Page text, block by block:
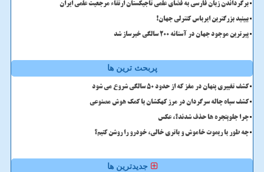
برگرداندن زبان فارسی به فضای علمی تاجیکستان ارتقاء مرجعیت علمی ایران
ببینید بزرگترین ایرباس کنترلی جهان!
پیرترین موجود جهان در آستانه ۲۰۰ سالگی خبرساز شد
پربحث ترین ها
کشف تغییری پنهان در مغز که از حدود 50 سالگی شروع می شود
کشف سیاه چاله سرگردان در مرز کهکشان با کمک هوش مصنوعی
چرا جلوپنجره ها حذف شدند؟، عکس
چه طور با ریموت خاموش و باتری خالی، خودرو را روشن کنیم؟
جدیدترین ها